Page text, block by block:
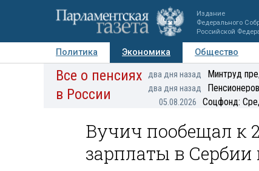
Издание
Федерального
Российской
Политика Экономика Общество
Авторы Персоны Мнения
Все о пенсиях
в России
два дня назад Минтруд
два дня назад
05.08.2026 Соцфонд:
Вучич пообещал к
зарплаты в Сербии